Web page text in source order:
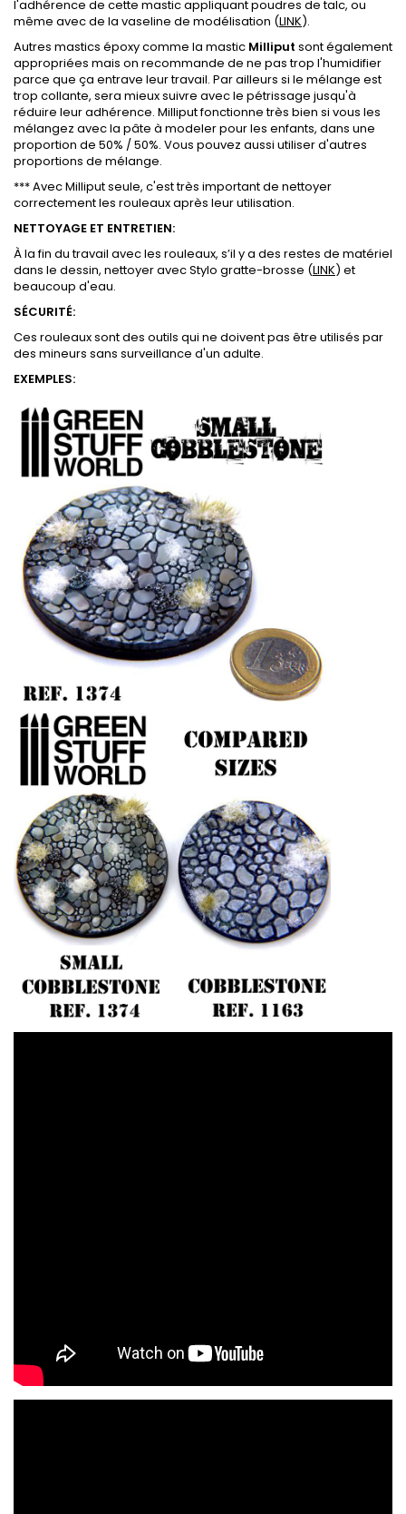
l'adhérence de cette mastic appliquant poudres de talc, ou
même avec de la vaseline de modélisation (LINK).
Autres mastics époxy comme la mastic Milliput sont également
appropriées mais on recommande de ne pas trop l'humidifier
parce que ça entrave leur travail. Par ailleurs si le mélange est
trop collante, sera mieux suivre avec le pétrissage jusqu'à
réduire leur adhérence. Milliput fonctionne très bien si vous les
mélangez avec la pâte à modeler pour les enfants, dans une
proportion de 50% / 50%. Vous pouvez aussi utiliser d'autres
proportions de mélange.
*** Avec Milliput seule, c'est très important de nettoyer
correctement les rouleaux après leur utilisation.
NETTOYAGE ET ENTRETIEN:
À la fin du travail avec les rouleaux, s’il y a des restes de matériel
dans le dessin, nettoyer avec Stylo gratte-brosse (LINK) et
beaucoup d'eau.
SÉCURITÉ:
Ces rouleaux sont des outils qui ne doivent pas être utilisés par
des mineurs sans surveillance d'un adulte.
EXEMPLES: